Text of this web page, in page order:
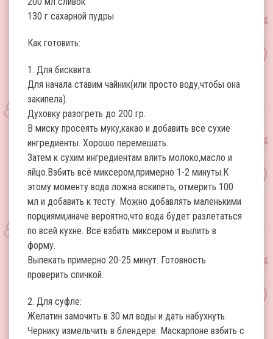
130 г сахарной пудры
Как готовить:
1. Для бисквита:
Для начала ставим чайник(или просто воду,чтобы она
закипела).
Духовку разогреть до 200 гр.
В миску просеять муку,какао и добавить все сухие
ингредиенты. Хорошо перемешать.
Затем к сухим ингредиентам влить молоко,масло и
яйцо.Взбить всё миксером,примерно 1-2 минуты.К
этому моменту вода ложна вскипеть, отмерить 100
мл и добавить к тесту. Можно добавлять маленькими
порциями,иначе вероятно,что вода будет разлетаться
по всей кухне. Все взбить миксером и вылить в
форму.
Выпекать примерно 20-25 минут. Готовность
проверить спичкой.
2. Для суфле:
Желатин замочить в 30 мл воды и дать набухнуть.
Чернику измельчить в блендере. Маскарпоне взбить с